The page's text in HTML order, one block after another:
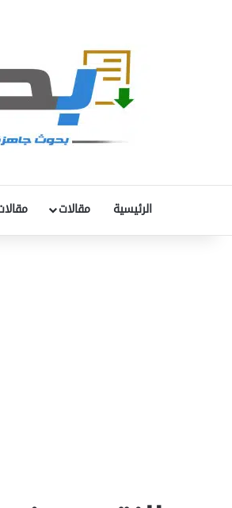
الرئيسية مقالات